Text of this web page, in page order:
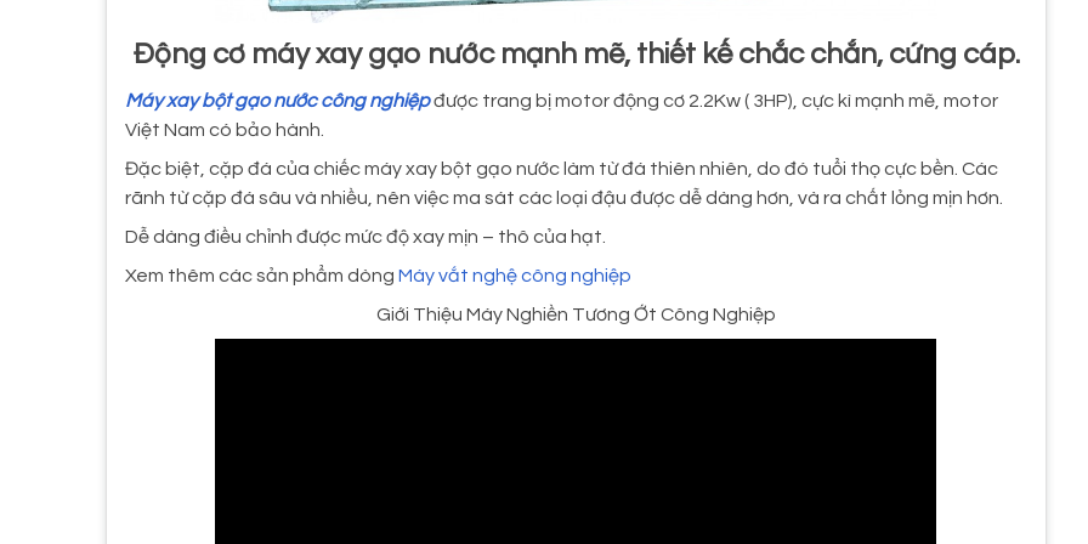
Động cơ máy xay gạo nước mạnh mẽ, thiết kế chắc chắn, cứng cáp.
Máy xay bột gạo nước công nghiệpđược trang bị motor động cơ 2.2Kw ( 3HP), cực kì mạnh mẽ, motor
Việt Nam có bảo hành.
Đặc biệt, cặp đá của chiếc máy xay bột gạo nước làm từ đá thiên nhiên, do đó tuổi thọ cực bền. Các
rãnh từ cặp đá sâu và nhiều, nên việc ma sát các loại đậu được dễ dàng hơn, và ra chất lỏng mịn hơn.
Dễ dàng điều chỉnh được mức độ xay mịn – thô của hạt.
Xem thêm các sản phẩm dòng Máy vắt nghệ công nghiệp
Giới Thiệu Máy Nghiền Tương Ớt Công Nghiệp